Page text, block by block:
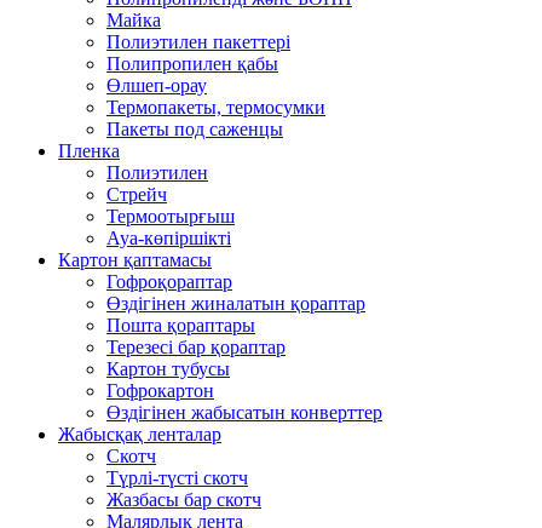
Майка
Полиэтилен пакеттері
Полипропилен қабы
Өлшеп-орау
Термопакеты, термосумки
Пакеты под саженцы
Пленка
Полиэтилен
Стрейч
Термоотырғыш
Ауа-көпіршікті
Картон қаптамасы
Гофроқораптар
Өздігінен жиналатын қораптар
Пошта қораптары
Терезесі бар қораптар
Картон тубусы
Гофрокартон
Өздігінен жабысатын конверттер
Жабысқақ ленталар
Скотч
Түрлі-түсті скотч
Жазбасы бар скотч
Малярлық лента